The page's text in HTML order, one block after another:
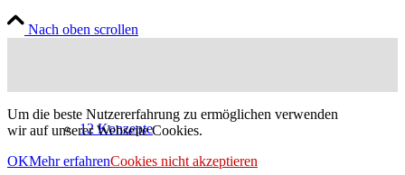
12 Konzepte
Nach oben scrollen
Um die beste Nutzererfahrung zu ermöglichen verwenden
wir auf unserer Webseite Cookies.
OKMehr erfahrenCookies nicht akzeptieren